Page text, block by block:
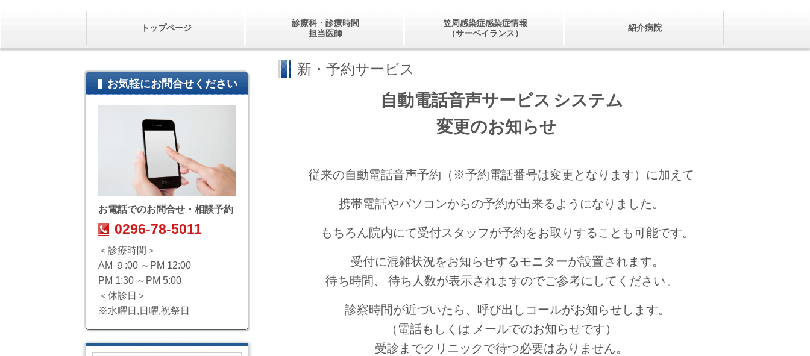
トップページ
診療科・診療時間
担当医師
笠周感染症感染症情報
（サーベイランス）
紹介病院
新・予約サービス
自動電話音声サービス システム
変更のお知らせ
従来の自動電話音声予約（※予約電話番号は変更となります）に加えて
携帯電話やパソコンからの予約が出来るようになりました。
もちろん院内にて受付スタッフが予約をお取りすることも可能です。
受付に混雑状況をお知らせするモニターが設置されます。
待ち時間、
待ち人数が表示されますのでご参考にしてください。
診察時間が近づいたら、呼び出しコールがお知らせします。
（電話もしくは メールでのお知らせです）
受診までクリニックで待つ必要はありません。
お気軽にお問合せください
お電話でのお問合せ・相談予約
0296-78-5011
＜診療時間＞
AM ９:00 ～PM 12:00
PM 1:30 ～PM 5:00
＜休診日＞
※水曜日,日曜,祝祭日